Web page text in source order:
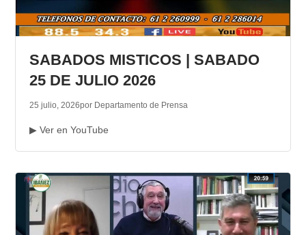
SABADOS MISTICOS | SABADO
25 DE JULIO 2026
25 julio, 2026por Departamento de Prensa
▶ Ver en YouTube